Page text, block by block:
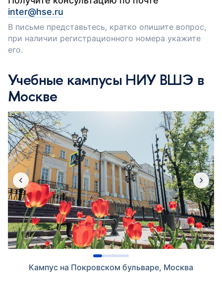
inter@hse.ru
В письме представьтесь, кратко опишите вопрос,
при наличии регистрационного номера укажите
его.
Учебные кампусы НИУ ВШЭ в
Москве
Кампус на Покровском бульваре, Москва